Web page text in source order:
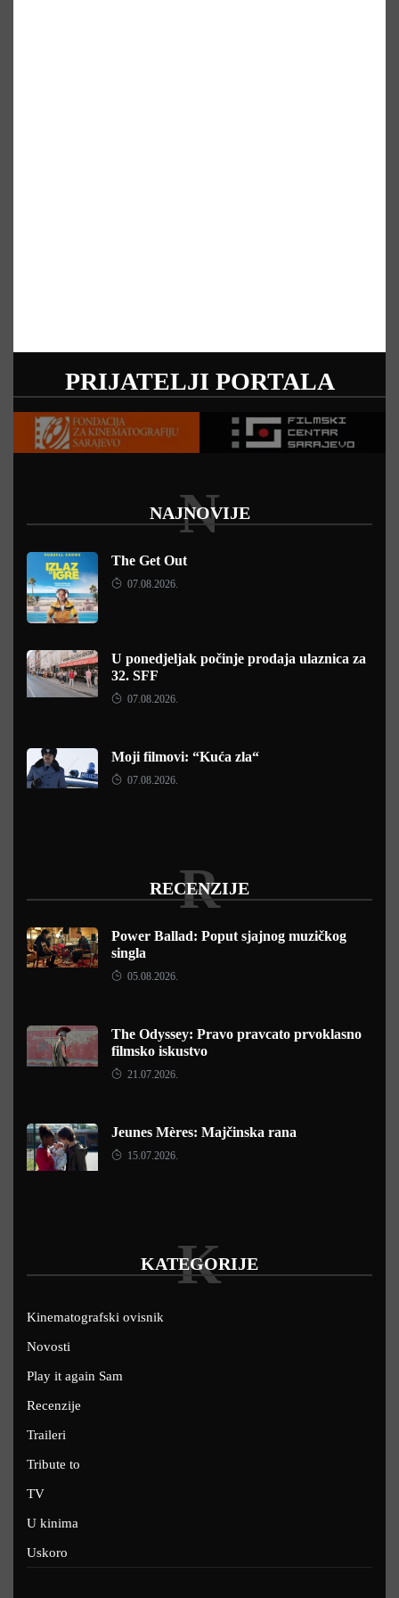
PRIJATELJI PORTALA
NAJNOVIJE
N
The Get Out
07.08.2026.
U ponedjeljak počinje prodaja ulaznica za
32. SFF
07.08.2026.
Moji filmovi: “Kuća zla“
07.08.2026.
RECENZIJE
R
Power Ballad: Poput sjajnog muzičkog
singla
05.08.2026.
The Odyssey: Pravo pravcato prvoklasno
filmsko iskustvo
21.07.2026.
Jeunes Mères: Majčinska rana
15.07.2026.
KATEGORIJE
K
Kinematografski ovisnik
Novosti
Play it again Sam
Recenzije
Traileri
Tribute to
TV
U kinima
Uskoro